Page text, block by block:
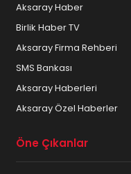
Aksaray Haber
Birlik Haber TV
Aksaray Firma Rehberi
SMS Bankası
Aksaray Haberleri
Aksaray Özel Haberler
Öne Çıkanlar